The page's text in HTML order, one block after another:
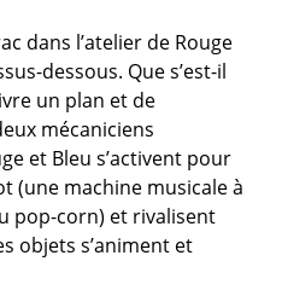
dans l’atelier de Rouge
dessous. Que s’est-il
un plan et de
mécaniciens
et Bleu s’activent pour
(une machine musicale à
pop-corn) et rivalisent
objets s’animent et